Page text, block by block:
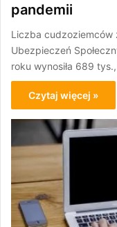
pandemii
Liczba cudzoziemców
Ubezpieczeń
roku wynosiła 689
Czytaj więcej »